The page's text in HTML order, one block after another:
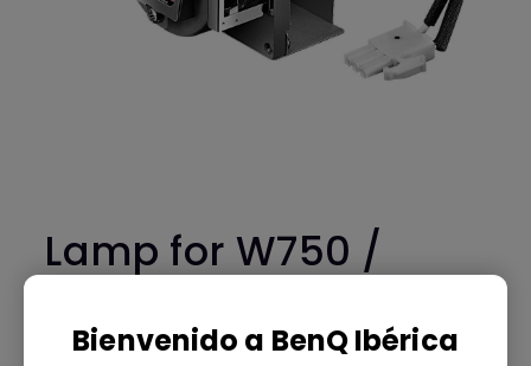
Bienvenido a BenQ Ibérica
Lamp for W750 /
-5J.J7K05.001